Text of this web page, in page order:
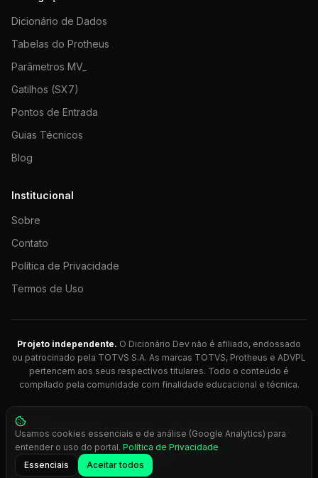
Dicionário de Dados
Tabelas do Protheus
Parâmetros MV_
Gatilhos (SX7)
Pontos de Entrada
Guias Técnicos
Blog
Institucional
Sobre
Contato
Política de Privacidade
Termos de Uso
Projeto independente. O Dicionário Dev não é afiliado, endossado
ou patrocinado pela TOTVS S.A. As marcas TOTVS, Protheus e ADVPL
pertencem aos seus respectivos titulares. Todo o conteúdo é
compilado pela comunidade com finalidade educacional e técnica.
© 2026 Dicionário Dev. Feito com 💚 para desenvolvedores
Protheus.
Press Ctrl+K
Usamos cookies essenciais e de análise (Google Analytics) para
entender o uso do portal. Política de Privacidade
Essenciais
Aceitar todos